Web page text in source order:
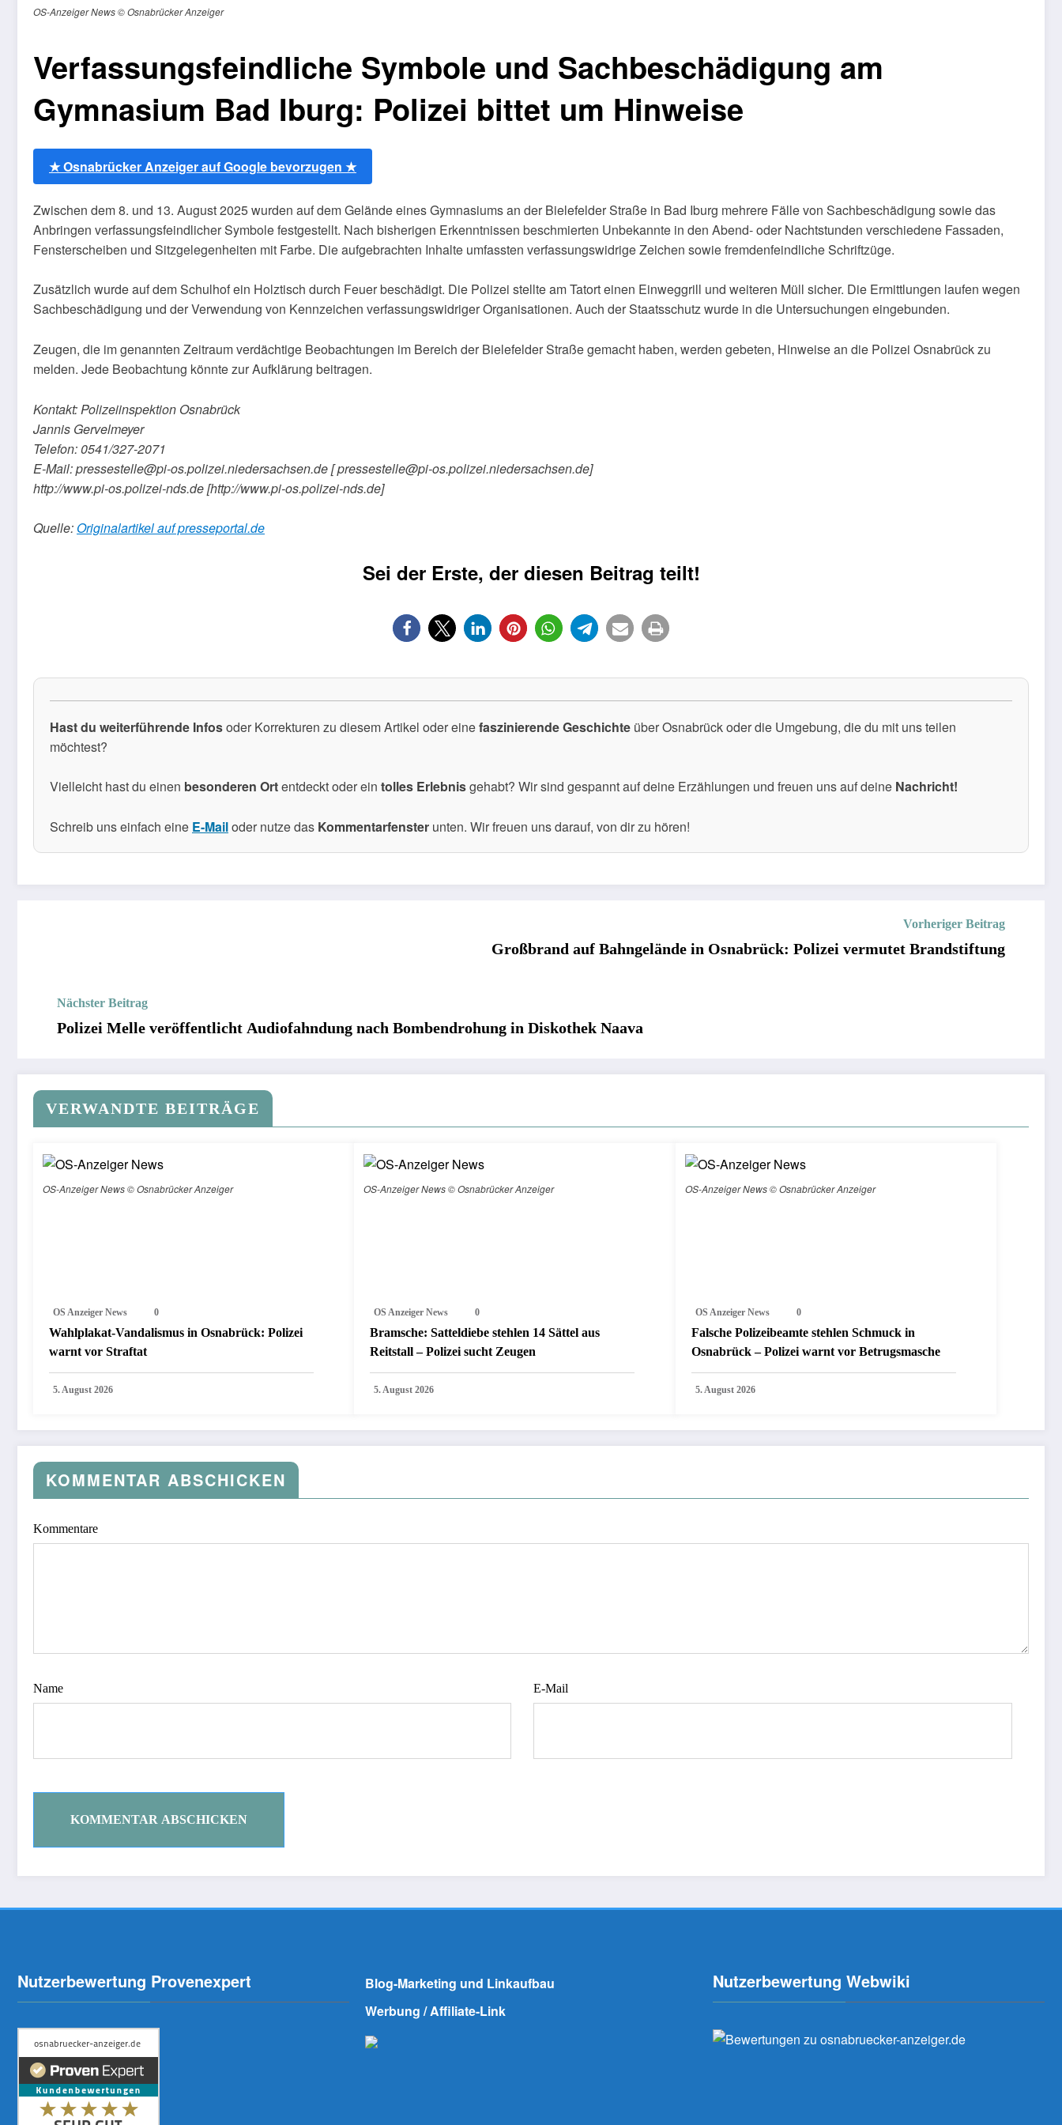
OS-Anzeiger News © Osnabrücker Anzeiger
Verfassungsfeindliche Symbole und Sachbeschädigung am
Gymnasium Bad Iburg: Polizei bittet um Hinweise
★ Osnabrücker Anzeiger auf Google bevorzugen ★
Zwischen dem 8. und 13. August 2025 wurden auf dem Gelände eines Gymnasiums an der Bielefelder Straße in Bad Iburg mehrere Fälle von Sachbeschädigung sowie das
Anbringen verfassungsfeindlicher Symbole festgestellt. Nach bisherigen Erkenntnissen beschmierten Unbekannte in den Abend- oder Nachtstunden verschiedene Fassaden,
Fensterscheiben und Sitzgelegenheiten mit Farbe. Die aufgebrachten Inhalte umfassten verfassungswidrige Zeichen sowie fremdenfeindliche Schriftzüge.
Zusätzlich wurde auf dem Schulhof ein Holztisch durch Feuer beschädigt. Die Polizei stellte am Tatort einen Einweggrill und weiteren Müll sicher. Die Ermittlungen laufen wegen
Sachbeschädigung und der Verwendung von Kennzeichen verfassungswidriger Organisationen. Auch der Staatsschutz wurde in die Untersuchungen eingebunden.
Zeugen, die im genannten Zeitraum verdächtige Beobachtungen im Bereich der Bielefelder Straße gemacht haben, werden gebeten, Hinweise an die Polizei Osnabrück zu
melden. Jede Beobachtung könnte zur Aufklärung beitragen.
Kontakt: Polizeiinspektion Osnabrück
Jannis Gervelmeyer
Telefon: 0541/327-2071
E-Mail: pressestelle@pi-os.polizei.niedersachsen.de [ pressestelle@pi-os.polizei.niedersachsen.de]
http://www.pi-os.polizei-nds.de [http://www.pi-os.polizei-nds.de]
Quelle:Originalartikel auf presseportal.de
Sei der Erste, der diesen Beitrag teilt!
Hast du weiterführende Infosoder Korrekturen zu diesem Artikel oder einefaszinierende Geschichte über Osnabrück oder die Umgebung, die du mit uns teilen
möchtest?
Vielleicht hast du einen besonderen Ortentdeckt oder ein tolles Erlebnisgehabt? Wir sind gespannt auf deine Erzählungen und freuen uns auf deine Nachricht!
Schreib uns einfach eine E-Mailoder nutze das Kommentarfenster unten. Wir freuen uns darauf, von dir zu hören!
Vorheriger Beitrag
Großbrand auf Bahngelände in Osnabrück: Polizei vermutet Brandstiftung
Nächster Beitrag
Polizei Melle veröffentlicht Audiofahndung nach Bombendrohung in Diskothek Naava
VERWANDTE BEITRÄGE
OS-Anzeiger News © Osnabrücker Anzeiger
OS Anzeiger News 0
Wahlplakat-Vandalismus in Osnabrück: Polizei
warnt vor Straftat
5. August 2026
OS-Anzeiger News © Osnabrücker Anzeiger
OS Anzeiger News 0
Bramsche: Satteldiebe stehlen 14 Sättel aus
Reitstall – Polizei sucht Zeugen
5. August 2026
OS-Anzeiger News © Osnabrücker Anzeiger
OS Anzeiger News 0
Falsche Polizeibeamte stehlen Schmuck in
Osnabrück – Polizei warnt vor Betrugsmasche
5. August 2026
KOMMENTAR ABSCHICKEN
Kommentare
Name E-Mail
Nutzerbewertung Provenexpert
Blog-Marketing und Linkaufbau
Werbung / Affiliate-Link
Nutzerbewertung Webwiki